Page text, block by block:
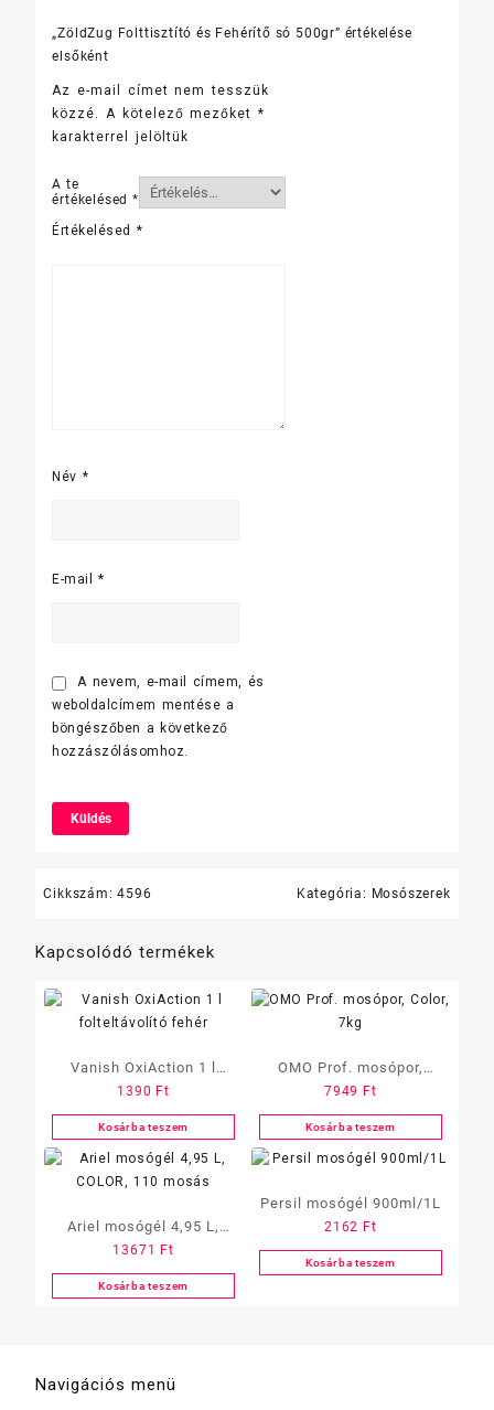
„ZöldZug Folttisztító és Fehérítő só 500gr” értékelése
elsőként
Az e-mail címet nem tesszük
közzé.
A kötelező mezőket *
karakterrel jelöltük
A te
értékelésed*
Értékelésed *
Név *
E-mail*
A nevem, e-mail címem, és
weboldalcímem mentése a
böngészőben a következő
hozzászólásomhoz.
Cikkszám:4596 Kategória: Mosószerek
Kapcsolódó termékek
Vanish OxiAction 1 l
folteltávolító fehér
1390 Ft
Kosárba teszem
OMO Prof. mosópor,
Color, 7kg
7949 Ft
Kosárba teszem
Ariel mosógél 4,95 L,
COLOR, 110 mosás
13671 Ft
Kosárba teszem
Persil mosógél 900ml/1L
2162 Ft
Kosárba teszem
Navigációs menü